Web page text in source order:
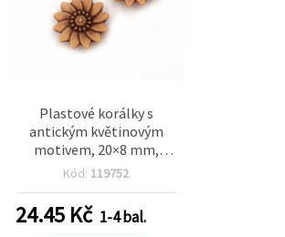
Plastové korálky s
antickým květinovým
motivem, 20×8 mm,
otvor 9×2 mm, hnědé – 50
Kód: 119752
24.45Kč 1-4 bal.